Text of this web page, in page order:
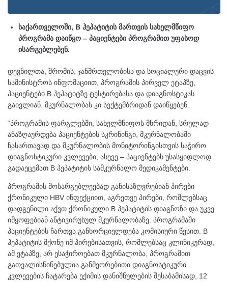
საქართველოში, B ჰეპატიტის მართვის სახელმწიფო
პროგრამა დაიწყო – პაციენტები პროგრამით უფასოდ
ისარგებლებენ.
დევნილთა, შრომის, ჯანმრთელობისა და სოციალური დაცვის
სამინისტროს ინფომაციით, პროგრამის პირველ ეტაპზე,
პაციენტები B ჰეპატიტზე ტესტირებასა და დიაგნოსტიკას
გაივლიან. მკურნალობას კი სექტემბრიდან დაიწყებენ.
“პროგრამის ფარგლებში, სახელმწიფოს მხრიდან, სრულად
ანაზღაურდება პაციენტების სკრინინგი, მკურნალობაში
ჩასართავად და მკურნალობის მონიტორინგისთვის საჭირო
დიაგნოსტიკური კვლევები, ასევე – პაციენტებს უსასყიდლოდ
გადაეცემათ B ჰეპატიტის სამკურნალო მედიკამენტები.
პროგრამის მოსარგებლეებად განისაზღვრებიან პირები
ქრონიკული HBV ინფექციით, აგრეთვე პირები, რომლებსაც
დადგენილი აქვთ ქრონიკული B ჰეპატიტის დიაგნოზი და უკვე
იმყოფებიან ანტივირუსულ მკურნალობაზე. პროგრამაში
პაციენტების ჩართვა განხორციელდება კომისიური წესით. B
ჰეპატიტის მქონე იმ პირებისათვის, რომლებსაც კლინიკურად,
ამ ეტაპზე, არ ესაჭიროებათ მკურნალობა, პროგრამით
გათვალისწინებულია განმეორებითი დიაგნოსტიკური
კვლევების ჩატარება ექიმის დანიშნულების შესაბამისად, 12